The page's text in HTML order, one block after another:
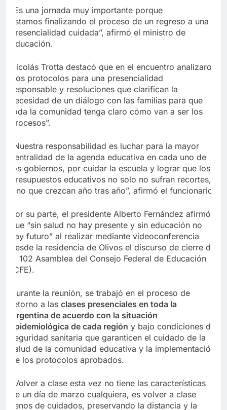
“Es una jornada muy importante porque
estamos finalizando el proceso de un regreso a una
presencialidad cuidada”, afirmó el ministro de
Educación.
Nicolás Trotta destacó que en el encuentro analizaron
“los protocolos para una presencialidad
responsable y resoluciones que clarifican la
necesidad de un diálogo con las familias para que
toda la comunidad tenga claro cómo van a ser los
procesos”.
“Nuestra responsabilidad es luchar para la mayor
centralidad de la agenda educativa en cada uno de
los gobiernos, por cuidar la escuela y lograr que los
presupuestos educativos no solo no sufran recortes,
sino que crezcan año tras año”, afirmó el funcionario.
Por su parte, el presidente Alberto Fernández afirmó
que “sin salud no hay presente y sin educación no
hay futuro” al realizar mediante videoconferencia
desde la residencia de Olivos el discurso de cierre de
la 102 Asamblea del Consejo Federal de Educación
(CFE).
Durante la reunión, se trabajó en el proceso de
retorno a las clases presenciales en toda la
Argentina de acuerdo con la situación
epidemiológica de cada región y bajo condiciones de
seguridad sanitaria que garanticen el cuidado de la
salud de la comunidad educativa y la implementación
de los protocolos aprobados.
“Volver a clase esta vez no tiene las características
de un día de marzo cualquiera, es volver a clase
llenos de cuidados, preservando la distancia y la